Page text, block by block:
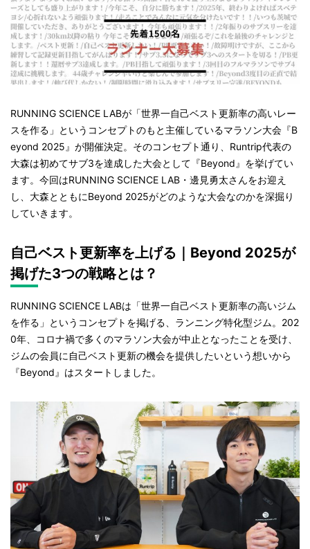
RUNNING SCIENCE LABが「世界一自己ベスト更新率の高いレー
スを作る」というコンセプトのもと主催しているマラソン大会『B
eyond 2025』が開催決定。そのコンセプト通り、Runtrip代表の
大森は初めてサブ3を達成した大会として『Beyond』を挙げてい
ます。今回はRUNNING SCIENCE LAB・邊見勇太さんをお迎え
し、大森とともにBeyond 2025がどのような大会なのかを深掘り
していきます。
自己ベスト更新率を上げる｜ Beyond 2025が
掲げた3つの戦略とは？
RUNNING SCIENCE LABは「世界一自己ベスト更新率の高いジム
を作る」というコンセプトを掲げる、ランニング特化型ジム。202
0年、コロナ禍で多くのマラソン大会が中止となったことを受け、
ジムの会員に自己ベスト更新の機会を提供したいという想いから
『Beyond』はスタートしました。